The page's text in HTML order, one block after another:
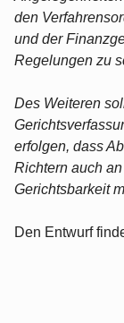
den
und der
Regelungen zu
Des Weiteren
erfolgen, dass
Richtern auch
Gerichtsbarkeit
Den Entwurf